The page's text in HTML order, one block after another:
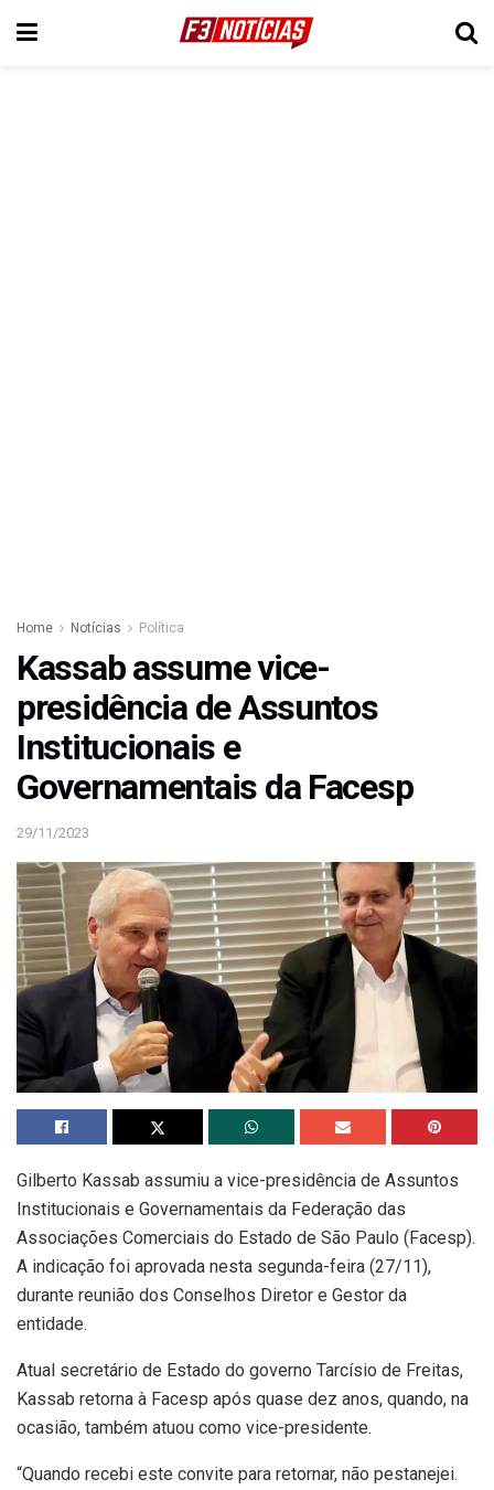
Home Notícias Política
Kassab assume vice-
presidência de Assuntos
Institucionais e
Governamentais da Facesp
29/11/2023
Gilberto Kassab assumiu a vice-presidência de Assuntos
Institucionais e Governamentais da Federação das
Associações Comerciais do Estado de São Paulo (Facesp).
A indicação foi aprovada nesta segunda-feira (27/11),
durante reunião dos Conselhos Diretor e Gestor da
entidade.
Atual secretário de Estado do governo Tarcísio de Freitas,
Kassab retorna à Facesp após quase dez anos, quando, na
ocasião, também atuou como vice-presidente.
“Quando recebi este convite para retornar, não pestanejei.